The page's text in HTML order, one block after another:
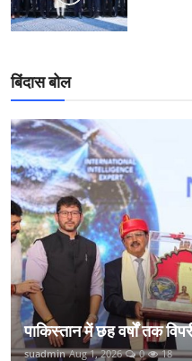
बिंदास बोल
पाकिस्तान में छह वर्षों तक
suadmin Aug 1, 2026 0 18